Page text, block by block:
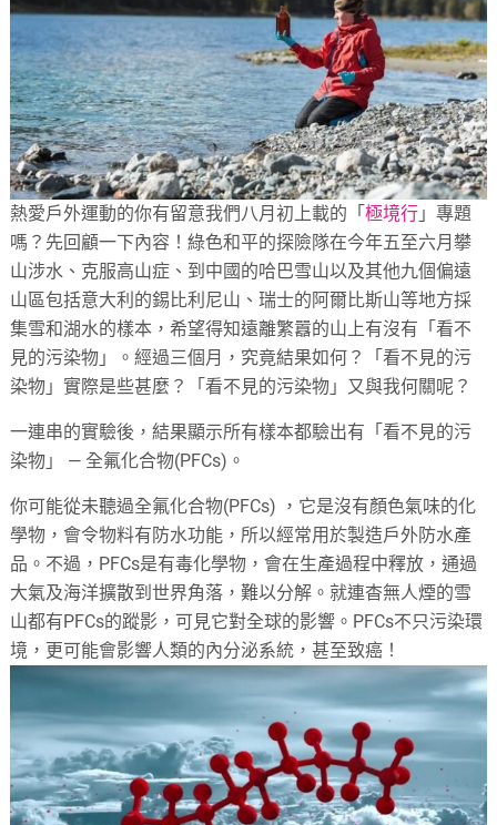
熱愛戶外運動的你有留意我們八月初上載的「極境行 」專題
嗎？先回顧一下內容！綠色和平的探險隊在今年五至六月攀
山涉水、克服高山症、到中國的哈巴雪山以及其他九個偏遠
山區包括意大利的錫比利尼山、瑞士的阿爾比斯山等地方採
集雪和湖水的樣本，希望得知遠離繁囂的山上有沒有「看不
見的污染物」。經過三個月，究竟結果如何？「看不見的污
染物」實際是些甚麼？「看不見的污染物」又與我何關呢？
一連串的實驗後，結果顯示所有樣本都驗出有「看不見的污
染物」 — 全氟化合物(PFCs)。
你可能從未聽過全氟化合物(PFCs) ，它是沒有顏色氣味的化
學物，會令物料有防水功能，所以經常用於製造戶外防水產
品。不過，PFCs是有毒化學物，會在生產過程中釋放，通過
大氣及海洋擴散到世界角落，難以分解。就連杳無人煙的雪
山都有PFCs的蹤影，可見它對全球的影響。PFCs不只污染環
境，更可能會影響人類的內分泌系統，甚至致癌！